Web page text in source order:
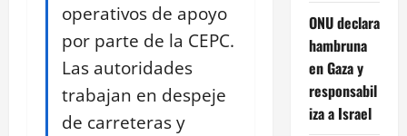
operativos de apoyo
por parte de la CEPC.
Las autoridades
trabajan en despeje
de carreteras y
ONU declara
hambruna
en Gaza y
responsabil
iza a Israel